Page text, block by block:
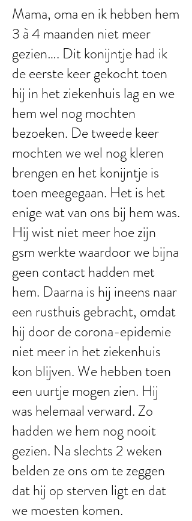
Mama, oma en ik hebben hem
3 à 4 maanden niet meer
gezien…. Dit konijntje had ik
de eerste keer gekocht toen
hij in het ziekenhuis lag en we
hem wel nog mochten
bezoeken. De tweede keer
mochten we wel nog kleren
brengen en het konijntje is
toen meegegaan. Het is het
enige wat van ons bij hem was.
Hij wist niet meer hoe zijn
gsm werkte waardoor we bijna
geen contact hadden met
hem. Daarna is hij ineens naar
een rusthuis gebracht, omdat
hij door de corona-epidemie
niet meer in het ziekenhuis
kon blijven. We hebben toen
een uurtje mogen zien. Hij
was helemaal verward. Zo
hadden we hem nog nooit
gezien. Na slechts 2 weken
belden ze ons om te zeggen
dat hij op sterven ligt en dat
we moesten komen.